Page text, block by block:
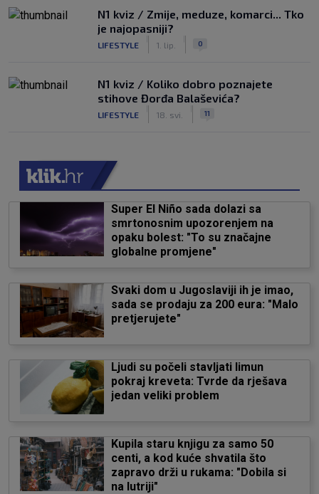
N1 kviz / Zmije, meduze, komarci... Tko
je najopasniji?
LIFESTYLE 1. lip. 0
N1 kviz / Koliko dobro poznajete
stihove Đorđa Balaševića?
LIFESTYLE 18. svi. 11
Super El Niño sada dolazi sa
smrtonosnim upozorenjem na
opaku bolest: "To su značajne
globalne promjene"
Svaki dom u Jugoslaviji ih je imao,
sada se prodaju za 200 eura: "Malo
pretjerujete"
Ljudi su počeli stavljati limun
pokraj kreveta: Tvrde da rješava
jedan veliki problem
Kupila staru knjigu za samo 50
centi, a kod kuće shvatila što
zapravo drži u rukama: "Dobila si
na lutriji"